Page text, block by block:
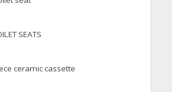
SEATS
ceramic cassette